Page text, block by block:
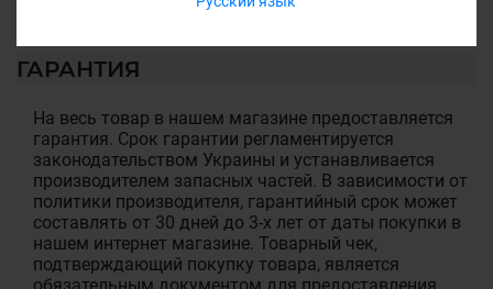
ГАРАНТИЯ
На весь товар в нашем магазине предоставляется
гарантия. Срок гарантии регламентируется
законодательством Украины и устанавливается
производителем запасных частей. В зависимости от
политики производителя, гарантийный срок может
составлять от 30 дней до 3-х лет от даты покупки в
нашем интернет магазине. Товарный чек,
подтверждающий покупку товара, является